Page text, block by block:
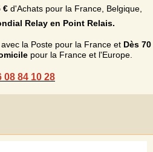
€d'Achats pour la France, Belgique,
Relay en Point Relais.
la Poste pour la France et Dès 70
pour la France et l'Europe.
08 84 10 28